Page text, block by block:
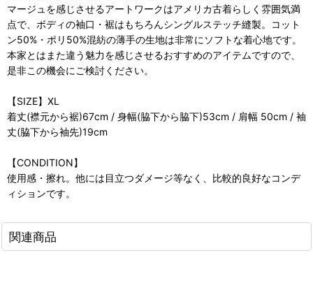
マージュを感じさせるアートワークはアメリカ古着らしく雰囲気満
点で、ボディの袖口・裾はもちろんシングルステッチ縫製。コット
ン50%・ポリ50%混紡の薄手の生地は非常にソフトな着心地です。
本家とはまた違う魅力を感じさせるおすすめのアイテムですので、
是非この機会にご検討ください。
【SIZE】XL
着丈(襟元から裾)67cm / 身幅(脇下から脇下)53cm / 肩幅 50cm / 袖
丈(脇下から袖先)19cm
【CONDITION】
使用感・擦れ。他には目立つダメージ等なく、比較的良好なコンデ
ィションです。
関連商品